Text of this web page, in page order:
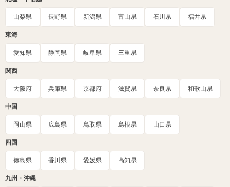
山梨県 長野県 新潟県 富山県 石川県 福井県
東海
愛知県 静岡県 岐阜県 三重県
関西
大阪府 兵庫県 京都府 滋賀県 奈良県 和歌山県
中国
岡山県 広島県 鳥取県 島根県 山口県
四国
徳島県 香川県 愛媛県 高知県
九州・沖縄